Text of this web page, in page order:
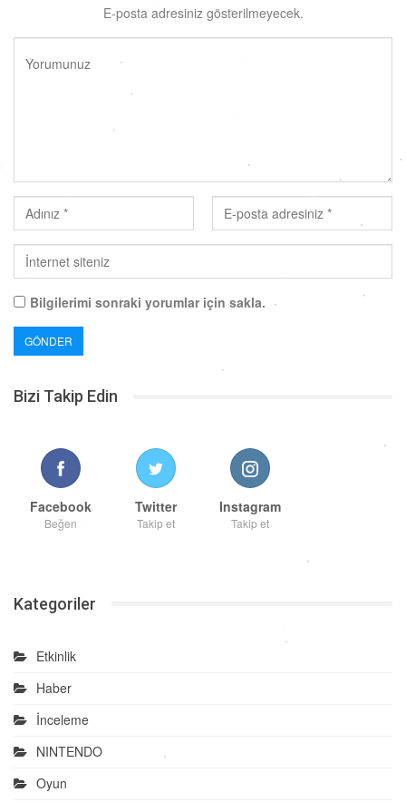
E-posta adresiniz gösterilmeyecek.
Bilgilerimi sonraki yorumlar için sakla.
Bizi Takip Edin
Facebook
Beğen
Twitter
Takip et
Instagram
Takip et
Kategoriler
Etkinlik
Haber
İnceleme
NINTENDO
Oyun